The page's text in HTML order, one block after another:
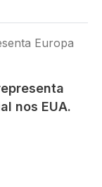
nos EUA.